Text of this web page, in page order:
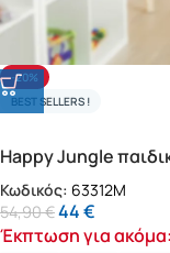
-20%
BEST SELLERS !
Happy Jungle
Κωδικός: 63312M
54,90€44€
Έκπτωση για ακόμα: